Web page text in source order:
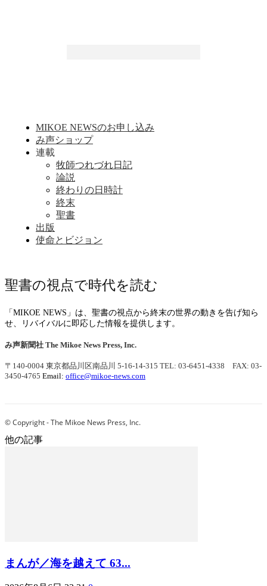
MIKOE NEWSのお申し込み
み声ショップ
連載
牧師つれづれ日記
論説
終わりの日時計
終末
聖書
出版
使命とビジョン
聖書の視点で時代を読む
「MIKOE NEWS」は、聖書の視点から終末の世界の動きを告げ知ら
せ、リバイバルに即応した情報を提供します。
み声新聞社 The Mikoe News Press, Inc.
〒140-0004 東京都品川区南品川 5-16-14-315 TEL: 03-6451-4338 FAX: 03-
3450-4765 Email: office@mikoe-news.com
© Copyright - The Mikoe News Press, Inc.
他の記事
まんが／海を越えて 63...